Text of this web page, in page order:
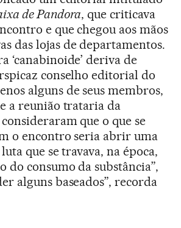
de Pandora, que criticava
e que chegou aos mãos
das lojas de departamentos.
‘canabinoide’ deriva de
conselho editorial do
alguns de seus membros,
a reunião trataria da
que o que se
o encontro seria abrir uma
que se travava, na época,
do consumo da substância”,
alguns baseados”, recorda